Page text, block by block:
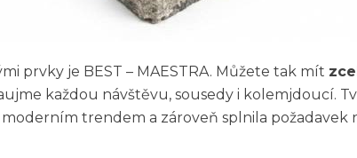
prvky je BEST – MAESTRA. Můžete tak mít
každou návštěvu, sousedy i kolemjdoucí.
trendem a zároveň splnila požadavek